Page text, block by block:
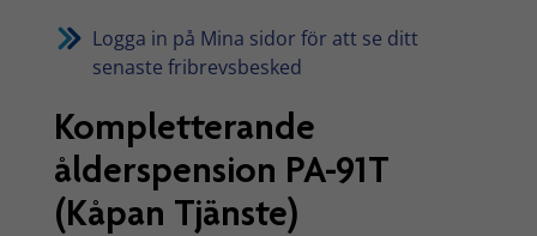
Logga in på Mina sidor för att se ditt
senaste fribrevsbesked
Kompletterande
ålderspension PA-91T
(Kåpan Tjänste)